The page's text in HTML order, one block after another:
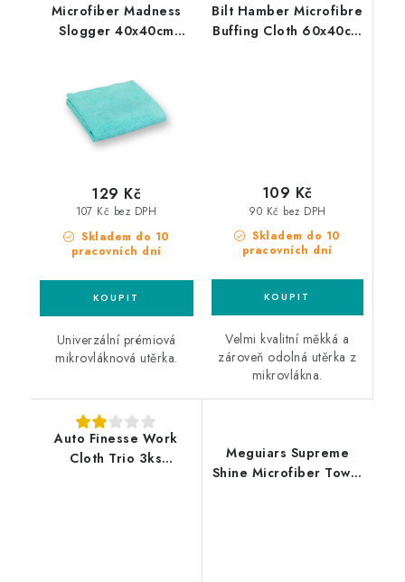
Microfiber Madness
Slogger 40x40cm
Skladem do 10
pracovních dní
107 Kč bez DPH
129 Kč
Univerzální prémiová
mikrovláknová utěrka.
Bilt Hamber Microfibre
Buffing Cloth 60x40cm
Skladem do 10
pracovních dní
90 Kč bez DPH
109 Kč
Velmi kvalitní měkká a
zároveň odolná utěrka z
mikrovlákna.
Auto Finesse Work
Cloth Trio 3ks
Meguiars Supreme
Shine Microfiber Towel